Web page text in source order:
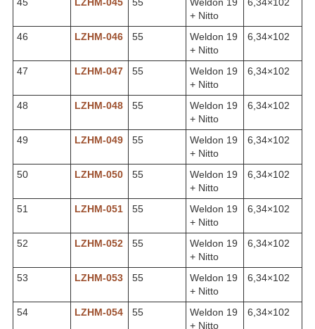
45 LZHM-045 55
Weldon 19
+ Nitto
6,34×102
46 LZHM-046 55
Weldon 19
+ Nitto
6,34×102
47 LZHM-047 55
Weldon 19
+ Nitto
6,34×102
48 LZHM-048 55
Weldon 19
+ Nitto
6,34×102
49 LZHM-049 55
Weldon 19
+ Nitto
6,34×102
50 LZHM-050 55
Weldon 19
+ Nitto
6,34×102
51 LZHM-051 55
Weldon 19
+ Nitto
6,34×102
52 LZHM-052 55
Weldon 19
+ Nitto
6,34×102
53 LZHM-053 55
Weldon 19
+ Nitto
6,34×102
54 LZHM-054 55
Weldon 19
+ Nitto
6,34×102